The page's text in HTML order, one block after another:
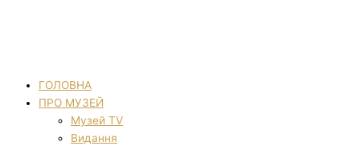
ГОЛОВНА
ПРО МУЗЕЙ
Музей TV
Видання